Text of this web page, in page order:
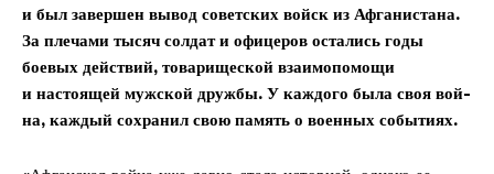
и был завершен вывод советских ­войск из Афганистана.
За плечами тысяч солдат и офицеров остались годы
боевых действий, товарищеской взаимопомощи
и настоящей мужской дружбы. У каждого была своя вой­
на, каждый сохранил свою память о военных событиях.